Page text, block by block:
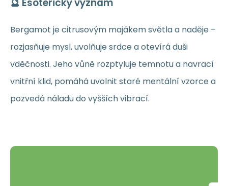
🔮 Esoterický význam
Bergamot je citrusovým majákem světla a naděje –
rozjasňuje mysl, uvolňuje srdce a otevírá duši
vděčnosti. Jeho vůně rozptyluje temnotu a navrací
vnitřní klid, pomáhá uvolnit staré mentální vzorce a
pozvedá náladu do vyšších vibrací.